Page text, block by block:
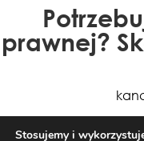
prawnej?
Stosujemy i